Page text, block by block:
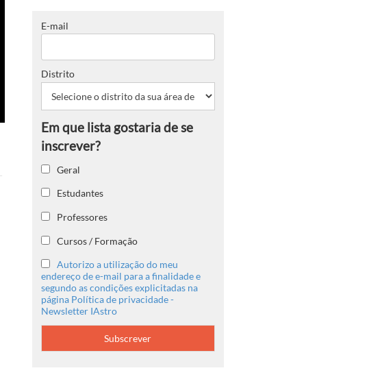
E-mail
Distrito
Geral
Estudantes
Professores
Cursos / Formação
Autorizo a utilização do meu
endereço de e-mail para a finalidade e
segundo as condições explicitadas na
página Política de privacidade -
Newsletter IAstro